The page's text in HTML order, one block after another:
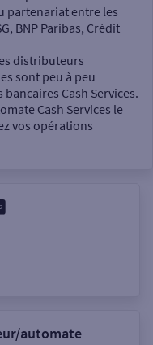
partenariat entre les
BNP Paribas, Crédit
distributeurs
sont peu à peu
Cash Services.
Cash Services le
vos opérations
automate